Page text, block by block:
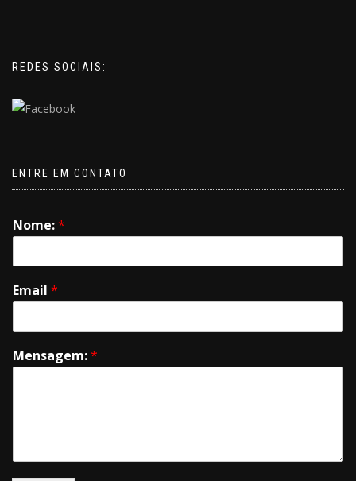
REDES SOCIAIS:
ENTRE EM CONTATO
Nome:*
Email *
Mensagem:*